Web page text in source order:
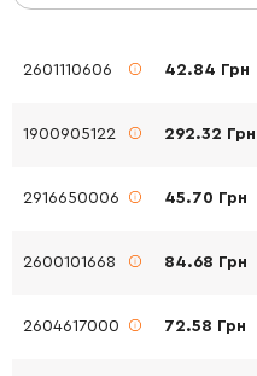
2601110606 42.84 Грн
1900905122 292.32 Грн
2916650006 45.70 Грн
2600101668 84.68 Грн
2604617000 72.58 Грн